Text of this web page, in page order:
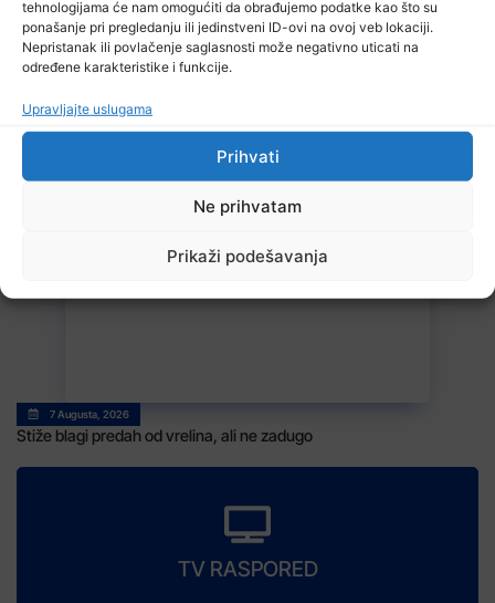
tehnologijama će nam omogućiti da obrađujemo podatke kao što su
ponašanje pri pregledanju ili jedinstveni ID-ovi na ovoj veb lokaciji.
Nepristanak ili povlačenje saglasnosti može negativno uticati na
određene karakteristike i funkcije.
Upravljajte uslugama
Prihvati
Ne prihvatam
Prikaži podešavanja
Suljagić se zahvalio američkim zakonodavcima: Nećemo biti
zastrašeni i nastavit ćemo braniti istinu
7 Augusta, 2026
Stiže blagi predah od vrelina, ali ne zadugo
TV RASPORED